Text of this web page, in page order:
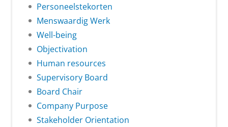
Personeelstekorten
Menswaardig Werk
Well-being
Objectivation
Human resources
Supervisory Board
Board Chair
Company Purpose
Stakeholder Orientation